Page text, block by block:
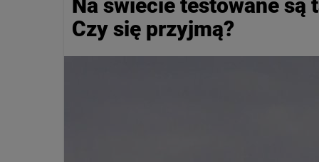
Na świecie testowane są
Czy się przyjmą?